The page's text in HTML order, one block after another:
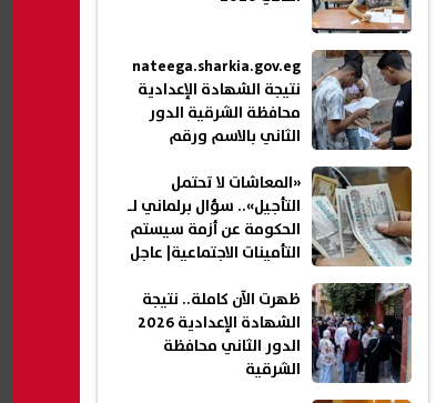
nateega.sharkia.gov.eg
نتيجة الشهادة الإعدادية
محافظة الشرقية الدور
الثاني بالاسم ورقم
«المعاشات لا تحتمل
التأجيل».. سؤال برلماني لـ
الحكومة عن أزمة سيستم
التأمينات الاجتماعية| عاجل
ظهرت الآن كاملة.. نتيجة
الشهادة الإعدادية 2026
الدور الثاني محافظة
الشرقية